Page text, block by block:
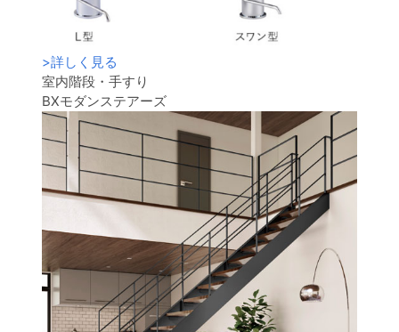
>詳しく見る
室内階段・手すり
BXモダンステアーズ